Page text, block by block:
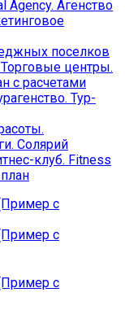
Agency. Агенство
поселков
центры.
с расчетами
Тур-
Солярий
клуб. Fitness